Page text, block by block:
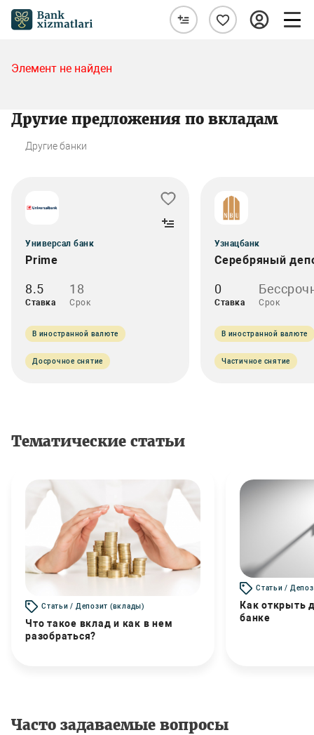
Элемент не найден
Другие предложения по вкладам
Другие банки
Универсал банк
Prime
8.5
Ставка
18
Срок
В иностранной валюте
Досрочное снятие
Узнацбанк
Серебряный
0
Ставка Срок
В иностранной валюте
Частичное снятие
Тематические статьи
Статьи / Депозит (вклады)
Что такое вклад и как в нем
разобраться?
Статьи /
Как открыть
банке
Часто задаваемые вопросы